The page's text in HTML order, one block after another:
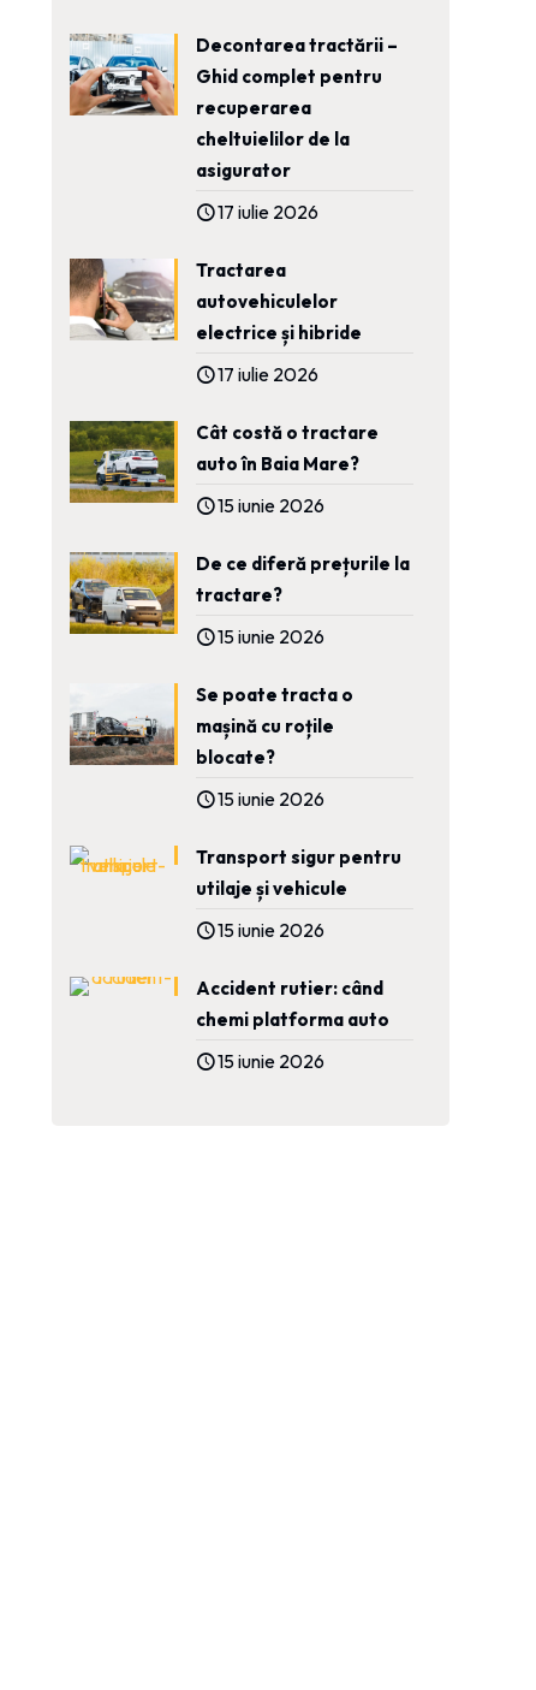
Decontarea tractării –
Ghid complet pentru
recuperarea
cheltuielilor de la
asigurator
17 iulie 2026
Tractarea
autovehiculelor
electrice și hibride
17 iulie 2026
Cât costă o tractare
auto în Baia Mare?
15 iunie 2026
De ce diferă prețurile la
tractare?
15 iunie 2026
Se poate tracta o
mașină cu roțile
blocate?
15 iunie 2026
Transport sigur pentru
utilaje și vehicule
15 iunie 2026
Accident rutier: când
chemi platforma auto
15 iunie 2026